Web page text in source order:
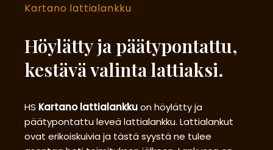
Kartano lattialankku
Höylätty ja päätypontattu,
kestävä valinta lattiaksi.
HS Kartano lattialankkuon höylätty ja
päätypontattu leveä lattialankku. Lattialankut
ovat erikoiskuivia ja tästä syystä ne tulee